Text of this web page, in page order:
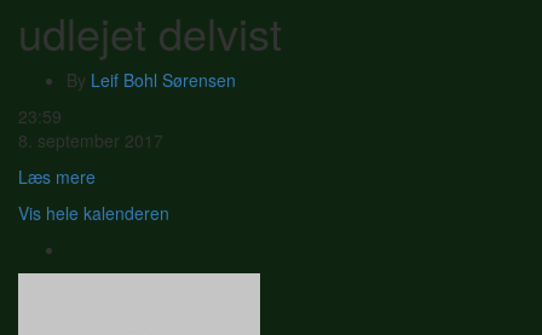
udlejet delvist
By Leif Bohl Sørensen
udlejet
delvist
23:59
8. september 2017
Læs mere
Vis hele kalenderen